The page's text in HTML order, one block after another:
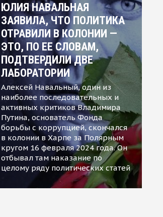
ЮЛИЯ НАВАЛЬНАЯ
ЗАЯВИЛА, ЧТО ПОЛИТИКА
ОТРАВИЛИ В КОЛОНИИ —
ЭТО, ПО ЕЕ СЛОВАМ,
ПОДТВЕРДИЛИ ДВЕ
ЛАБОРАТОРИИ
Алексей Навальный, один из
наиболее последовательных и
активных критиков Владимира
Путина, основатель Фонда
борьбы с коррупцией, скончался
в колонии в Харпе за Полярным
кругом 16 февраля 2024 года. Он
отбывал там наказание по
целому ряду политических статей